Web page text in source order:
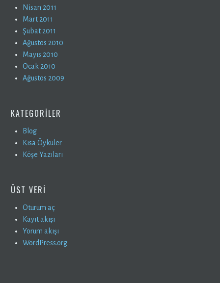
Nisan 2011
Mart 2011
Şubat 2011
Ağustos 2010
Mayıs 2010
Ocak 2010
Ağustos 2009
KATEGORILER
Blog
Kısa Öyküler
Köşe Yazıları
ÜST VERI
Oturum aç
Kayıt akışı
Yorum akışı
WordPress.org